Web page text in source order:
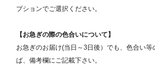
プションでご選択ください。
【お急ぎの際の色合いについて】
お急ぎのお届け(当日～3日後）でも、色合い等
ば、備考欄にご記載下さい。